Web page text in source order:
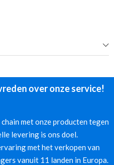
over onze service!
met onze producten tegen
levering is ons doel.
met het verkopen van
vanuit 11 landen in Europa.